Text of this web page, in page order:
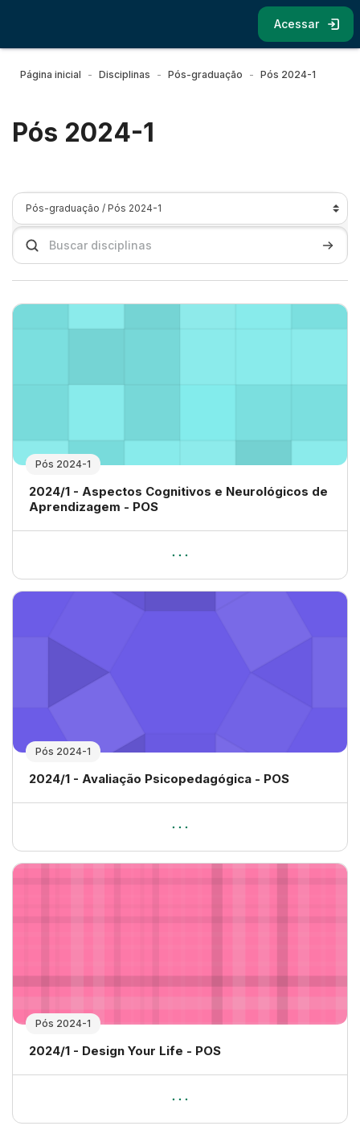
Acessar
Página inicial Disciplinas Pós-graduação Pós 2024-1
Pós 2024-1
Categorias de Disciplinas
Buscar disciplinas
Pós 2024-1
Nome da disciplina
2024/1 - Aspectos Cognitivos e Neurológicos de
Aprendizagem - POS
Pós 2024-1
Nome da disciplina
2024/1 - Avaliação Psicopedagógica - POS
Pós 2024-1
Nome da disciplina
2024/1 - Design Your Life - POS